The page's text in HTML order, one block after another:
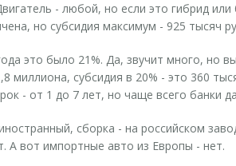
- любой, но если это гибрид
но субсидия максимум - 925 тысяч
это было 21%. Да, звучит много, но
субсидия в 20% - это 360
- от 1 до 7 лет, но чаще всего банки
сборка - на российском
А вот импортные авто из Европы - нет.